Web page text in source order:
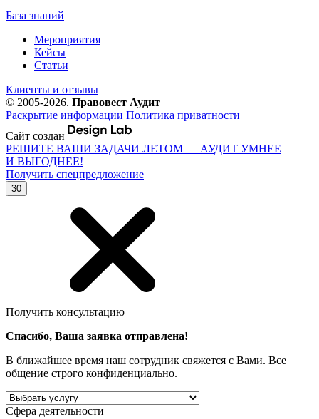
База знаний
Мероприятия
Кейсы
Статьи
Клиенты и отзывы
© 2005-2026. Правовест Аудит
Раскрытие информации Политика приватности
Сайт создан
РЕШИТЕ ВАШИ ЗАДАЧИ ЛЕТОМ — АУДИТ УМНЕЕ
И ВЫГОДНЕЕ!
Получить спецпредложение
30
Получить консультацию
Спасибо, Ваша заявка отправлена!
В ближайшее время наш сотрудник свяжется с Вами. Все
общение строго конфиденциально.
Сфера деятельности